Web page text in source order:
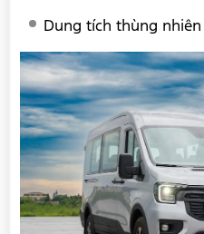
Dung tích thùng